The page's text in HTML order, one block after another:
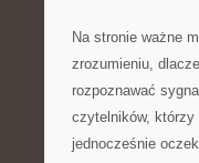
Na stronie ważne
zrozumieniu,
rozpoznawać
czytelników,
jednocześnie